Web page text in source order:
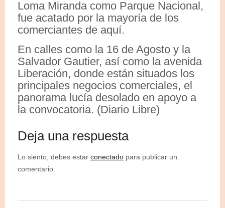
Loma Miranda como Parque Nacional,
fue acatado por la mayoría de los
comerciantes de aquí.
En calles como la 16 de Agosto y la
Salvador Gautier, así como la avenida
Liberación, donde están situados los
principales negocios comerciales, el
panorama lucía desolado en apoyo a
la convocatoria. (Diario Libre)
Deja una respuesta
Lo siento, debes estar conectado para publicar un
comentario.